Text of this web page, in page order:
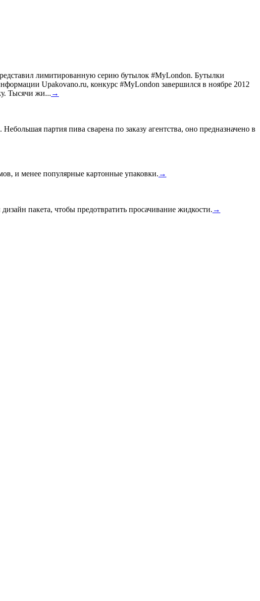
лимитированную серию бутылок #MyLondon. Бутылки
Upakovano.ru, конкурс #MyLondon завершился в ноябре 2012
Тысячи жи... →
партия пива сварена по заказу агентства, оно предназначено в
и менее популярные картонные упаковки. →
пакета, чтобы предотвратить просачивание жидкости. →